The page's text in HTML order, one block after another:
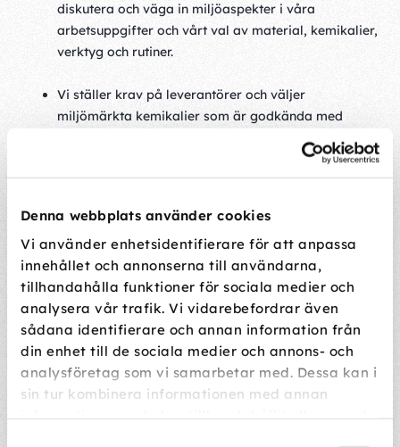
Denna webbplats använder cookies
Vi använder enhetsidentifierare för att anpassa
innehållet och annonserna till användarna,
tillhandahålla funktioner för sociala medier och
analysera vår trafik. Vi vidarebefordrar även
sådana identifierare och annan information från
din enhet till de sociala medier och annons- och
analysföretag som vi samarbetar med. Dessa kan i
sin tur kombinera informationen med annan
information som du har tillhandahållit eller som de
diskutera och väga in miljöaspekter i våra
arbetsuppgifter och vårt val av material, kemikalier,
verktyg och rutiner.
Vi ställer krav på leverantörer och väljer
miljömärkta kemikalier som är godkända med
Svanen, Svenska Naturskyddsföreningens märke
eller annan likvärdig miljöklassificering och
städutrustning.
I den mån det går väljer vi kemikalier, material och
verktyg som är närproducerade.
Vi begränsar användningen av kemikalier.
Vi begränsar användningen av plast såsom den
förekommer i plastpåsar mm för engångsbruk. Och
använder plast som är helt komposterbar.
Vi källsorterar kontorsmaterial och avfall i enlighet